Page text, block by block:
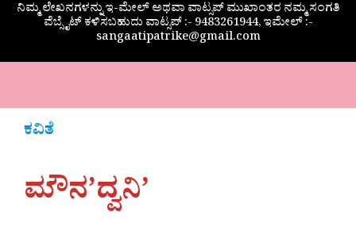
ನಿಮ್ಮ ಲೇಖನಗಳನ್ನು ಇ-ಮೇಲ್ ಅಥವಾ ವಾಟ್ಸಪ್ ಮುಖಾಂತರ ನಮ್ಮ ಸಂಗತಿ
ವೆಬ್ಸೈಟ್ ಕಳಿಸಬಹುದು ವಾಟ್ಸಪ್‌ :- 9483261944, ಇಮೇಲ್ :-
sangaatipatrike@gmail.com
ಕವಿತೆ
ಮೌನ’ದ್ವನಿ’